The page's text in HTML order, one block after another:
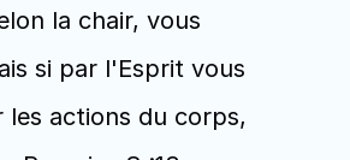
la chair, vous
si par l'Esprit vous
les actions du corps,